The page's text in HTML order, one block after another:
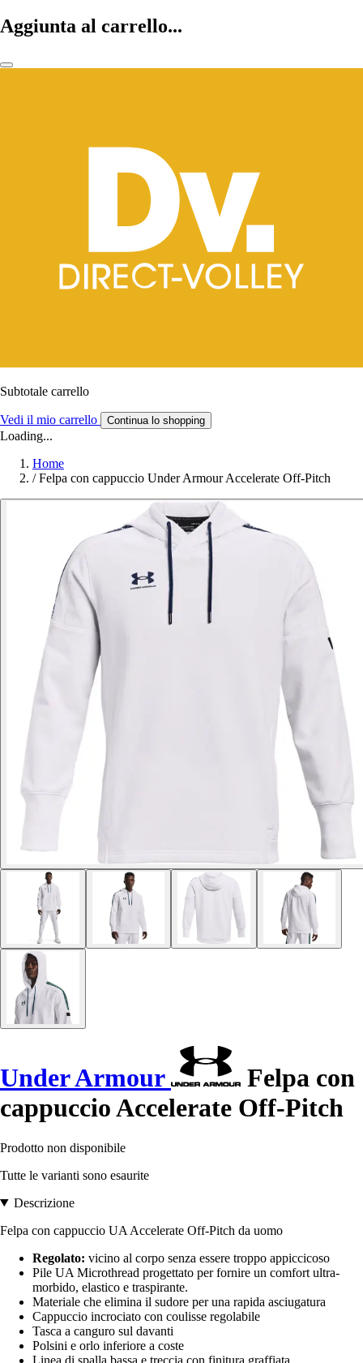
Aggiunta al carrello...
Subtotale carrello
Vedi il mio carrello Continua lo shopping
Loading...
Home
/ Felpa con cappuccio Under Armour Accelerate Off-Pitch
Under Armour
Felpa con
cappuccio Accelerate Off-Pitch
Prodotto non disponibile
Tutte le varianti sono esaurite
Descrizione
Felpa con cappuccio UA Accelerate Off-Pitch da uomo
Regolato: vicino al corpo senza essere troppo appiccicoso
Pile UA Microthread progettato per fornire un comfort ultra-
morbido, elastico e traspirante.
Materiale che elimina il sudore per una rapida asciugatura
Cappuccio incrociato con coulisse regolabile
Tasca a canguro sul davanti
Polsini e orlo inferiore a coste
Linea di spalla bassa e treccia con finitura graffiata